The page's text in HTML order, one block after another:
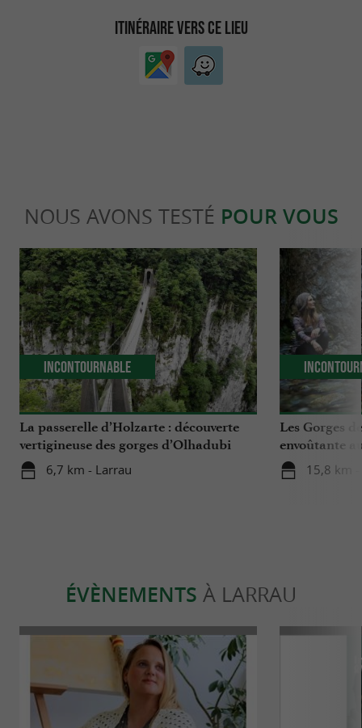
ITINÉRAIRE VERS CE LIEU
NOUS AVONS TESTÉ POUR VOUS
La passerelle d’Holzarte : découverte
vertigineuse des gorges d’Olhadubi
6,7 km - Larrau
Incontournable
Les Gorges
envoûtante
du Pays
15,8 km -
ÉVÈNEMENTS À LARRAU